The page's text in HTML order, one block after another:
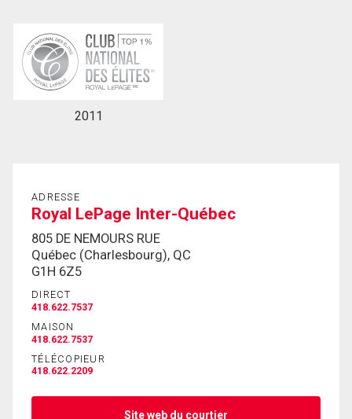
2011
ADRESSE
Royal LePage Inter-Québec
805 DE NEMOURS RUE
Québec (Charlesbourg), QC
G1H 6Z5
DIRECT
418.622.7537
MAISON
418.622.7537
TÉLÉCOPIEUR
418.622.2209
Site web du courtier